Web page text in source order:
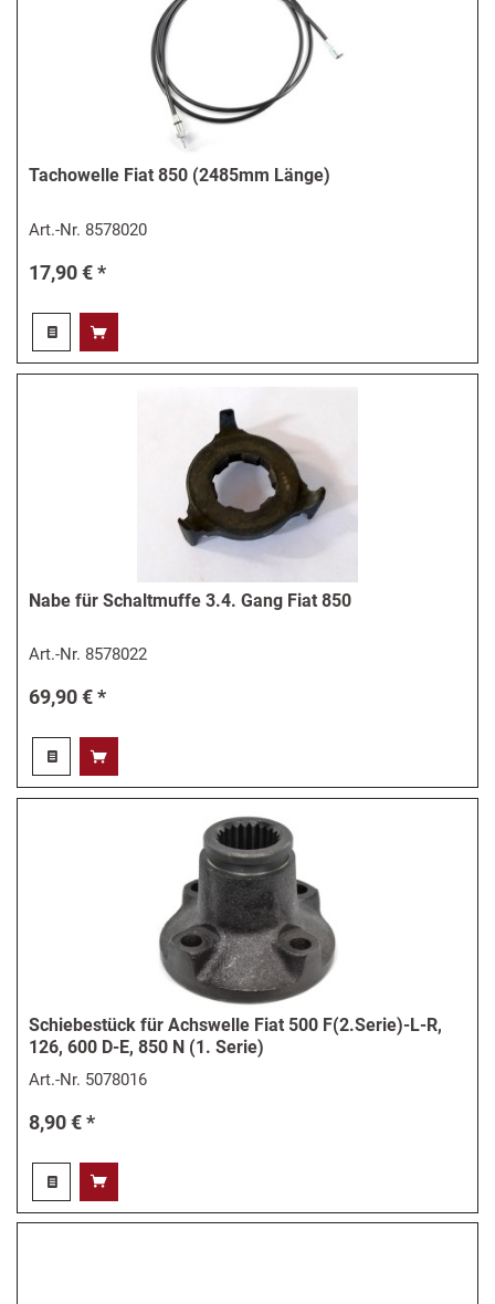
Tachowelle Fiat 850 (2485mm Länge)
Art.-Nr. 8578020
17,90 € *
Nabe für Schaltmuffe 3.4. Gang Fiat 850
Art.-Nr. 8578022
69,90 € *
Schiebestück für Achswelle Fiat 500 F(2.Serie)-L-R,
126, 600 D-E, 850 N (1. Serie)
Art.-Nr. 5078016
8,90 € *